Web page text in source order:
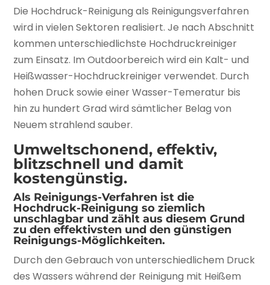
Die Hochdruck-Reinigung als Reinigungsverfahren
wird in vielen Sektoren realisiert. Je nach Abschnitt
kommen unterschiedlichste Hochdruckreiniger
zum Einsatz. Im Outdoorbereich wird ein Kalt- und
Heißwasser-Hochdruckreiniger verwendet. Durch
hohen Druck sowie einer Wasser-Temeratur bis
hin zu hundert Grad wird sämtlicher Belag von
Neuem strahlend sauber.
Umweltschonend, effektiv,
blitzschnell und damit
kostengünstig.
Als Reinigungs-Verfahren ist die
Hochdruck-Reinigung so ziemlich
unschlagbar und zählt aus diesem Grund
zu den effektivsten und den günstigen
Reinigungs-Möglichkeiten.
Durch den Gebrauch von unterschiedlichem Druck
des Wassers während der Reinigung mit Heißem